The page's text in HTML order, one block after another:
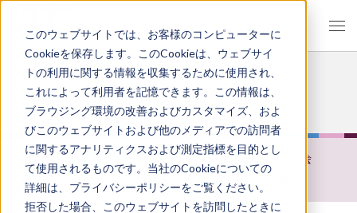
このウェブサイトでは、お客様のコンピューターに
Cookieを保存します。このCookieは、ウェブサイ
トの利用に関する情報を収集するために使用され、
これによって利用者を記憶できます。この情報は、
ブラウジング環境の改善およびカスタマイズ、およ
びこのウェブサイトおよび他のメディアでの訪問者
に関するアナリティクスおよび測定指標を目的とし
て使用されるものです。当社のCookieについての
詳細は、プライバシーポリシーをご覧ください。
拒否した場合、このウェブサイトを訪問したときに
JP
ニュース
ALL 展示会 お知らせ 採用情報
学会
材料解析
信頼性試験 論文 共同研究